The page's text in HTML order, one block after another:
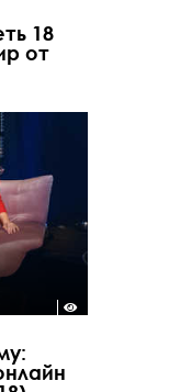
18
от